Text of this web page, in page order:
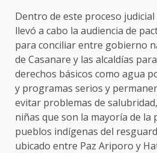
Dentro de este proceso
llevó a cabo la audiencia de
para conciliar entre gobierno
de Casanare y las alcaldías
derechos básicos como agua
y programas serios y
evitar problemas de
niñas que son la mayoría de la
pueblos indígenas del
ubicado entre Paz Ariporo y